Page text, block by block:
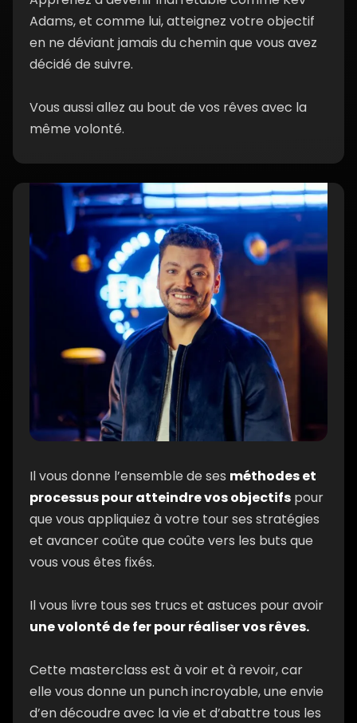
Adams, et comme lui, atteignez votre objectif
en ne déviant jamais du chemin que vous avez
décidé de suivre.
Vous aussi allez au bout de vos rêves avec la
même volonté.
Il vous donne l’ensemble de ses méthodes et
processus pour atteindre vos objectifs pour
que vous appliquiez à votre tour ses stratégies
et avancer coûte que coûte vers les buts que
vous vous êtes fixés.
Il vous livre tous ses trucs et astuces pour avoir
une volonté de fer pour réaliser vos rêves.
Cette masterclass est à voir et à revoir, car
elle vous donne un punch incroyable, une envie
d’en découdre avec la vie et d’abattre tous les